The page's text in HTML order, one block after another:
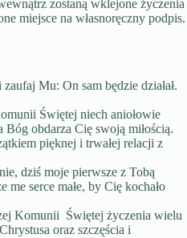
zostaną wklejone życzenia
miejsce na własnoręczny podpis.
Mu: On sam będzie działał.
Świętej niech aniołowie
Bóg obdarza Cię swoją miłością.
pięknej i trwałej relacji z
dziś moje pierwsze z Tobą
serce małe, by Cię kochało
Komunii Świętej życzenia wielu
oraz szczęścia i